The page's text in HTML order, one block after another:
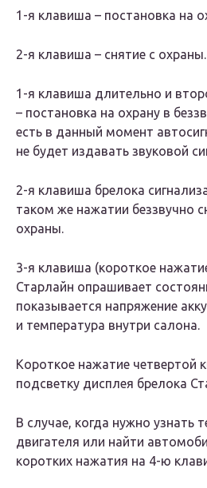
1-я клавиша – постановка на
2-я клавиша – снятие с охраны.
1-я клавиша длительно и
– постановка на охрану в
есть в данный момент
не будет издавать звуковой
2-я клавиша брелока
таком же нажатии беззвучно
охраны.
3-я клавиша (короткое
Старлайн опрашивает
показывается напряжение
и температура внутри салона.
Короткое нажатие четвертой
подсветку дисплея брелока
В случае, когда нужно узнать
двигателя или найти
коротких нажатия на 4-ю